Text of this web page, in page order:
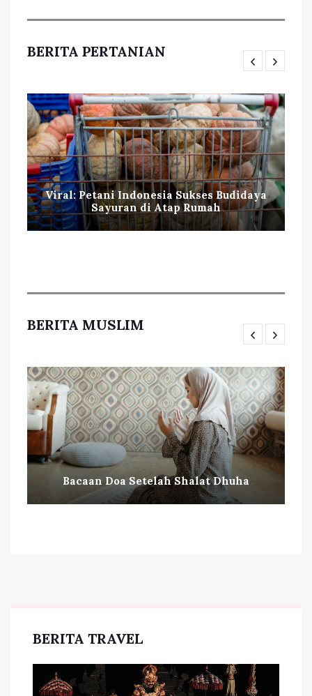
BERITA PERTANIAN
Viral: Petani Indonesia Sukses Budidaya
Sayuran di Atap Rumah
BERITA MUSLIM
Bacaan Doa Setelah Shalat Dhuha
BERITA TRAVEL